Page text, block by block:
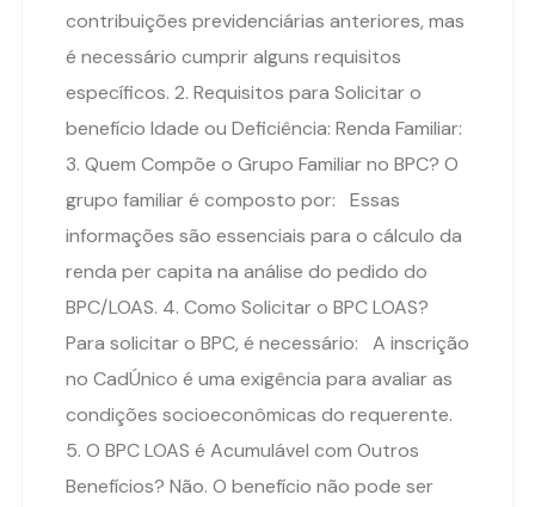
contribuições previdenciárias anteriores, mas
é necessário cumprir alguns requisitos
específicos. 2. Requisitos para Solicitar o
benefício Idade ou Deficiência: Renda Familiar:
3. Quem Compõe o Grupo Familiar no BPC? O
grupo familiar é composto por: Essas
informações são essenciais para o cálculo da
renda per capita na análise do pedido do
BPC/LOAS. 4. Como Solicitar o BPC LOAS?
Para solicitar o BPC, é necessário: A inscrição
no CadÚnico é uma exigência para avaliar as
condições socioeconômicas do requerente.
5. O BPC LOAS é Acumulável com Outros
Benefícios? Não. O benefício não pode ser